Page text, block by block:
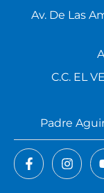
Av. De Las
C.C. EL
Padre